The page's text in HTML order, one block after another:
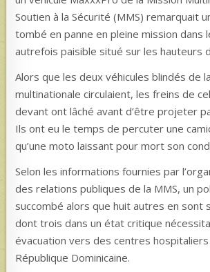
Soutien à la Sécurité (MMS) remarquait
tombé en panne en pleine mission dans
autrefois paisible situé sur les hauteurs
Alors que les deux véhicules blindés de
multinationale circulaient, les freins de
devant ont lâché avant d’être projeter
Ils ont eu le temps de percuter une
qu’une moto laissant pour mort son
Selon les informations fournies par
des relations publiques de la MMS, un
succombé alors que huit autres en sont
dont trois dans un état critique
évacuation vers des centres
République Dominicaine.